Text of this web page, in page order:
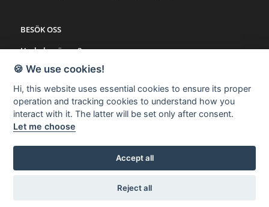
BESÖK OSS
Herkulesvägen 8
553 03 Jönköping
Karta via Google Maps
SNABBLÄNKAR
Möbler
🍪 We use cookies!
Hi, this website uses essential cookies to ensure its proper
operation and tracking cookies to understand how you
interact with it. The latter will be set only after consent.
Let me choose
Accept all
Reject all